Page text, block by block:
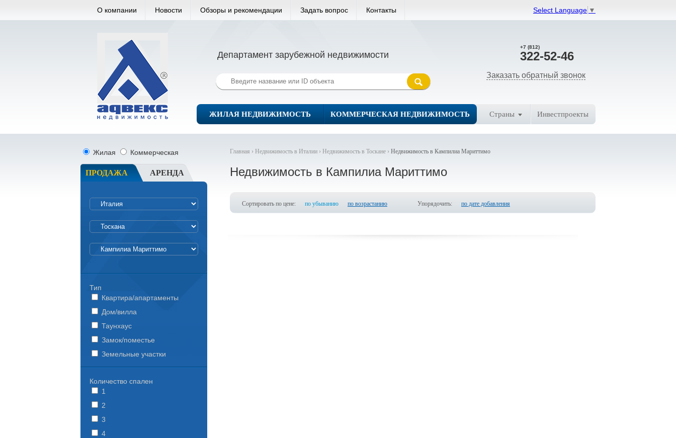
Select Language ▼
О компании Новости Обзоры и рекомендации Задать вопрос Контакты
+7 (812)
322-52-46
Заказать обратный звонок
Департамент зарубежной недвижимости
ЖИЛАЯ НЕДВИЖИМОСТЬ КОММЕРЧЕСКАЯ НЕДВИЖИМОСТЬ Страны Инвестпроекты
Главная › Недвижимость в Италии › Недвижимость в Тоскане › Недвижимость в Кампилиа Мариттимо
Недвижимость в Кампилиа Мариттимо
Сортировать по цене: по убыванию по возрастанию Упорядочить: по дате добавления
Жилая Коммерческая
ПРОДАЖА АРЕНДА
Тип
Квартира/апартаменты
Дом/вилла
Таунхаус
Замок/поместье
Земельные участки
Количество спален
1
2
3
4